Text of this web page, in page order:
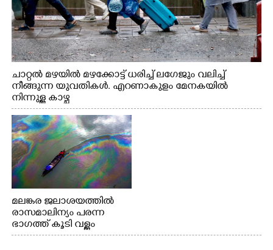
ചാറ്റൽ മഴയിൽ മഴക്കോട്ട് ധരിച്ച് ലഗേജും വലിച്ച്
നീങ്ങുന്ന യുവതികൾ. എറണാകുളം മേനകയിൽ
നിന്നുള്ള കാഴ്ച
മലങ്കര ജലാശയത്തിൽ
രാസമാലിന്യം പരന്ന
ഭാഗത്ത് കൂടി വള്ളം
തുഴഞ്ഞു പോകുന്ന